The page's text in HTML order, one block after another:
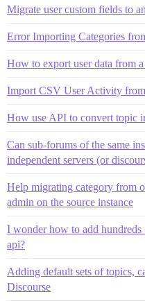
Migrate user custom fields to
Error Importing Categories
How to export user data from
Import CSV User Activity
How use API to convert topic
Can sub-forums of the same
independent servers (or
Help migrating category from
admin on the source instance
I wonder how to add hundreds
api?
Adding default sets of topics,
Discourse